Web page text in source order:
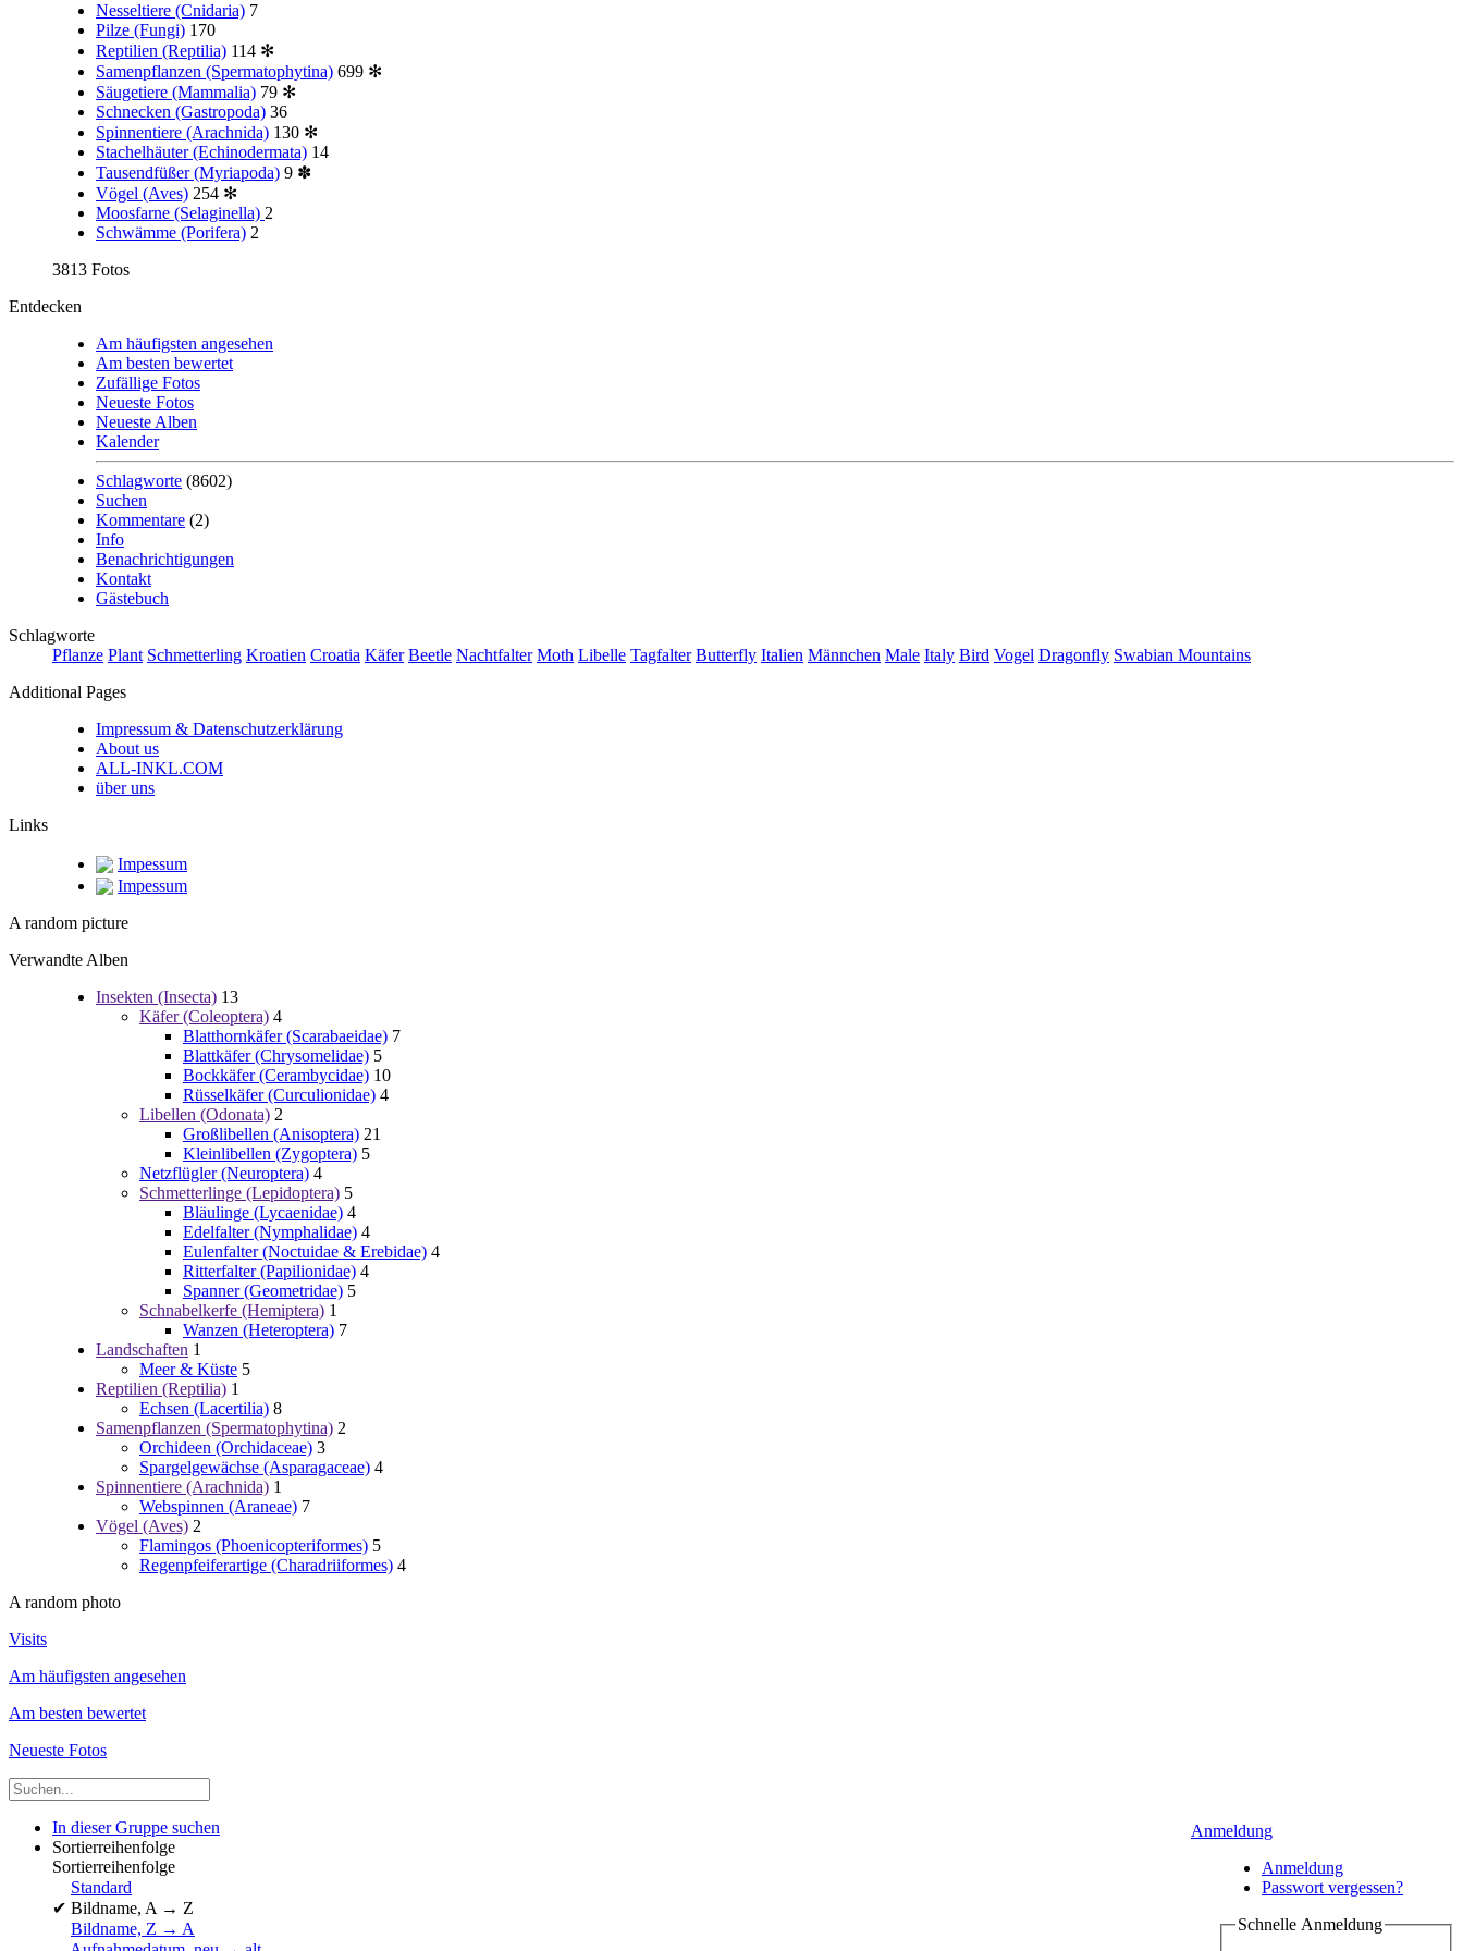
Nesseltiere (Cnidaria) 7
Pilze (Fungi) 170
Reptilien (Reptilia) 114 ✻
Samenpflanzen (Spermatophytina) 699 ✻
Säugetiere (Mammalia) 79 ✻
Schnecken (Gastropoda) 36
Spinnentiere (Arachnida) 130 ✻
Stachelhäuter (Echinodermata) 14
Tausendfüßer (Myriapoda) 9 ✽
Vögel (Aves) 254 ✻
Moosfarne (Selaginella) 2
Schwämme (Porifera) 2
3813 Fotos
Entdecken
Am häufigsten angesehen
Am besten bewertet
Zufällige Fotos
Neueste Fotos
Neueste Alben
Kalender
Schlagworte (8602)
Suchen
Kommentare (2)
Info
Benachrichtigungen
Kontakt
Gästebuch
Schlagworte
Pflanze Plant Schmetterling Kroatien Croatia Käfer Beetle Nachtfalter Moth Libelle Tagfalter Butterfly Italien Männchen Male Italy Bird Vogel Dragonfly Swabian Mountains
Additional Pages
Impressum & Datenschutzerklärung
About us
ALL-INKL.COM
über uns
Links
Impessum
Impessum
A random picture
Verwandte Alben
Insekten (Insecta) 13
Käfer (Coleoptera) 4
Blatthornkäfer (Scarabaeidae) 7
Blattkäfer (Chrysomelidae) 5
Bockkäfer (Cerambycidae) 10
Rüsselkäfer (Curculionidae) 4
Libellen (Odonata) 2
Großlibellen (Anisoptera) 21
Kleinlibellen (Zygoptera) 5
Netzflügler (Neuroptera) 4
Schmetterlinge (Lepidoptera) 5
Bläulinge (Lycaenidae) 4
Edelfalter (Nymphalidae) 4
Eulenfalter (Noctuidae & Erebidae) 4
Ritterfalter (Papilionidae) 4
Spanner (Geometridae) 5
Schnabelkerfe (Hemiptera) 1
Wanzen (Heteroptera) 7
Landschaften 1
Meer & Küste 5
Reptilien (Reptilia) 1
Echsen (Lacertilia) 8
Samenpflanzen (Spermatophytina) 2
Orchideen (Orchidaceae) 3
Spargelgewächse (Asparagaceae) 4
Spinnentiere (Arachnida) 1
Webspinnen (Araneae) 7
Vögel (Aves) 2
Flamingos (Phoenicopteriformes) 5
Regenpfeiferartige (Charadriiformes) 4
A random photo
Visits
Am häufigsten angesehen
Am besten bewertet
Neueste Fotos
Anmeldung
Anmeldung
Passwort vergessen?
Schnelle Anmeldung
In dieser Gruppe suchen
Sortierreihenfolge
Sortierreihenfolge
Standard
✔ Bildname, A → Z
Bildname, Z → A